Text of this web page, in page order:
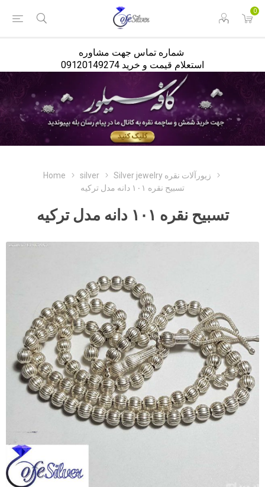
0
استعلام قیمت و خرید 09120149274
Home silver
Silver jewelry زیورآلات نقره
تسبیح نقره ۱۰۱ دانه مدل ترکیه
تسبیح نقره ۱۰۱ دانه مدل ترکیه